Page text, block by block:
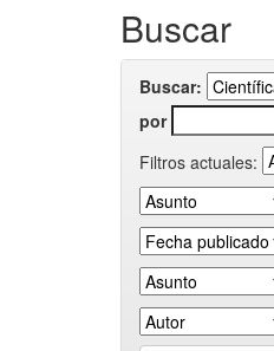
Buscar
Buscar:
por
Filtros actuales: